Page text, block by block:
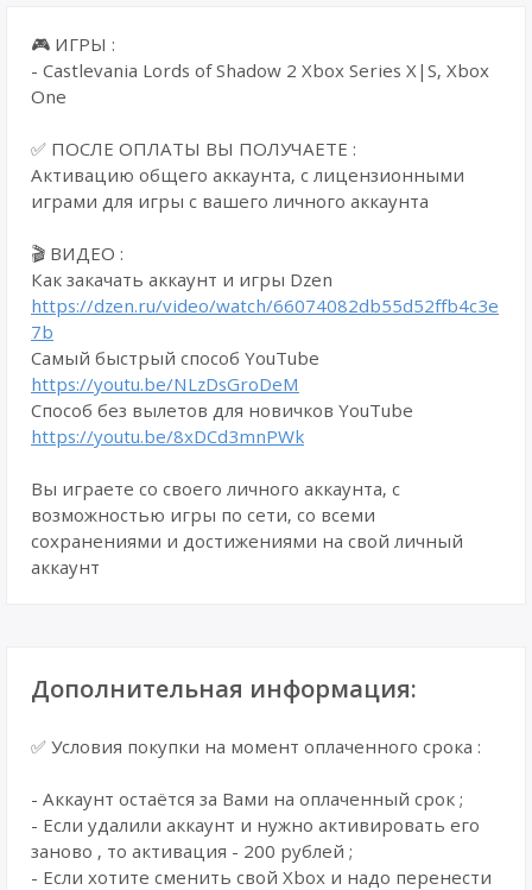
🎮 ИГРЫ :
- Castlevania Lords of Shadow 2 Xbox Series X|S, Xbox
One
✅ ПОСЛЕ ОПЛАТЫ ВЫ ПОЛУЧАЕТЕ :
Активацию общего аккаунта, с лицензионными
играми для игры с вашего личного аккаунта
🎬 ВИДЕО :
Как закачать аккаунт и игры Dzen
https://dzen.ru/video/watch/66074082db55d52ffb4c3e
7b
Самый быстрый способ YouTube
https://youtu.be/NLzDsGroDeM
Способ без вылетов для новичков YouTube
https://youtu.be/8xDCd3mnPWk
Вы играете со своего личного аккаунта, с
возможностью игры по сети, со всеми
сохранениями и достижениями на свой личный
аккаунт
Дополнительная информация:
✅ Условия покупки на момент оплаченного срока :
- Аккаунт остаётся за Вами на оплаченный срок ;
- Если удалили аккаунт и нужно активировать его
заново , то активация - 200 рублей ;
- Если хотите сменить свой Xbox и надо перенести